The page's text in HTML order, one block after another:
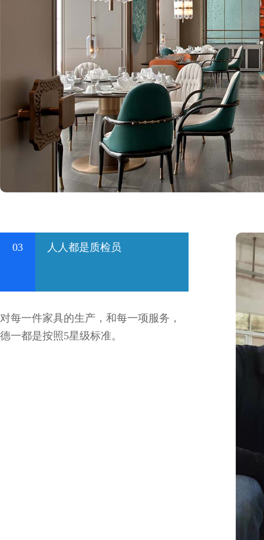
03 人人都是质检员
对每一件家具的生产，和每一项服务，
德一都是按照5星级标准。